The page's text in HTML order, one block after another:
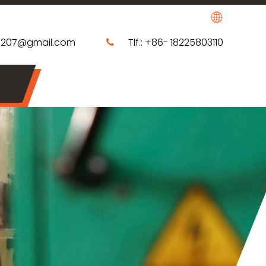
​​​​​​​​ Tlf.: +86- 18225803110